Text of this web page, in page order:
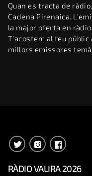
Quan es tracta de
Cadena Pirenaica.
la major oferta en
T’acostem al teu
millors emissores
RÀDIO VALIRA 2026